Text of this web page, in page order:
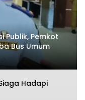
Publik, Pemkot
Bus Umum
Hadapi